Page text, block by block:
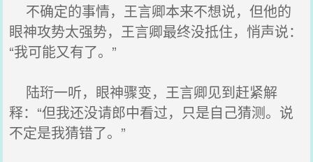
不确定的事情，王言卿本来不想说，但他的
眼神攻势太强势，王言卿最终没抵住，悄声说：
“我可能又有了。”
陆珩一听，眼神骤变，王言卿见到赶紧解
释：“但我还没请郎中看过，只是自己猜测。说
不定是我猜错了。”